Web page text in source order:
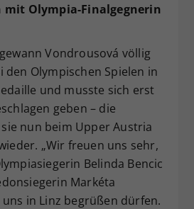
mit Olympia-Finalgegnerin
Vondrousová völlig
den Olympischen Spielen in
und musste sich erst
geben – die
nun beim Upper Austria
„Wir freuen uns sehr,
Belinda Bencic
Markéta
in Linz begrüßen dürfen.